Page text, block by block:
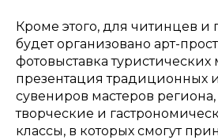
Кроме этого, для читинцев и
будет организовано арт-
фотовыставка туристических
презентация традиционных
сувениров мастеров региона,
творческие и
классы, в которых смогут